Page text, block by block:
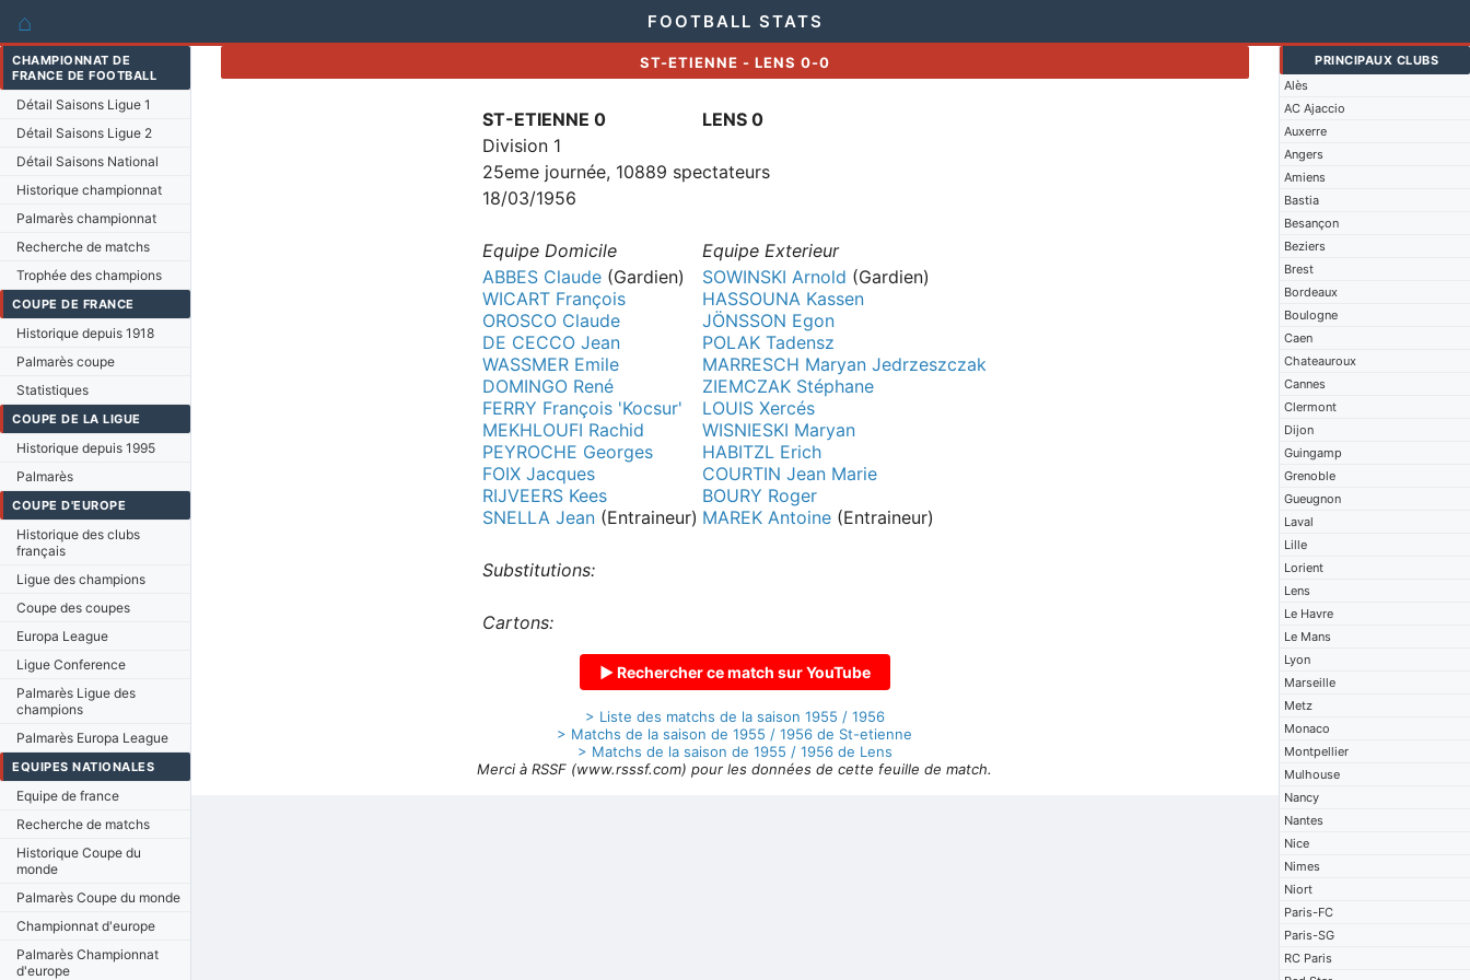
⌂ FOOTBALL STATS
CHAMPIONNAT DE
FRANCE DE FOOTBALL
Détail Saisons Ligue 1
Détail Saisons Ligue 2
Détail Saisons National
Historique championnat
Palmarès championnat
Recherche de matchs
Trophée des champions
COUPE DE FRANCE
Historique depuis 1918
Palmarès coupe
Statistiques
COUPE DE LA LIGUE
Historique depuis 1995
Palmarès
COUPE D'EUROPE
Historique des clubs
français
Ligue des champions
Coupe des coupes
Europa League
Ligue Conference
Palmarès Ligue des
champions
Palmarès Europa League
EQUIPES NATIONALES
Equipe de france
Recherche de matchs
Historique Coupe du
monde
Palmarès Coupe du monde
Championnat d'europe
Palmarès Championnat
d'europe
PRINCIPAUX CLUBS
Alès
AC Ajaccio
Auxerre
Angers
Amiens
Bastia
Besançon
Beziers
Brest
Bordeaux
Boulogne
Caen
Chateauroux
Cannes
Clermont
Dijon
Guingamp
Grenoble
Gueugnon
Laval
Lille
Lorient
Lens
Le Havre
Le Mans
Lyon
Marseille
Metz
Monaco
Montpellier
Mulhouse
Nancy
Nantes
Nice
Nimes
Niort
Paris-FC
Paris-SG
RC Paris
ST-ETIENNE - LENS 0-0
ST-ETIENNE 0
LENS 0
Division 1
25eme journée, 10889 spectateurs
18/03/1956
Equipe Domicile
Equipe Exterieur
ABBES Claude (Gardien)
WICART François
OROSCO Claude
DE CECCO Jean
WASSMER Emile
DOMINGO René
FERRY François 'Kocsur'
MEKHLOUFI Rachid
PEYROCHE Georges
FOIX Jacques
RIJVEERS Kees
SNELLA Jean (Entraineur)
SOWINSKI Arnold (Gardien)
HASSOUNA Kassen
JÖNSSON Egon
POLAK Tadensz
MARRESCH Maryan Jedrzeszczak
ZIEMCZAK Stéphane
LOUIS Xercés
WISNIESKI Maryan
HABITZL Erich
COURTIN Jean Marie
BOURY Roger
MAREK Antoine (Entraineur)
Substitutions:
Cartons:
▶ Rechercher ce match sur YouTube
> Liste des matchs de la saison 1955 / 1956
> Matchs de la saison de 1955 / 1956 de St-etienne
> Matchs de la saison de 1955 / 1956 de Lens
Merci à RSSF (www.rsssf.com) pour les données de cette feuille de match.